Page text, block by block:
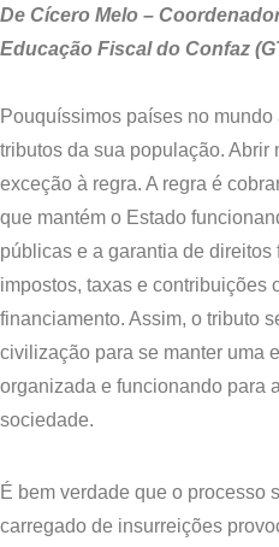
De Cícero Melo –
Educação Fiscal do Confaz
Pouquíssimos países no
tributos da sua população. Abrir
exceção à regra. A regra é
que mantém o Estado
públicas e a garantia de
impostos, taxas e contribuições
financiamento. Assim, o tributo
civilização para se manter uma
organizada e funcionando para
sociedade.
​É bem verdade que o processo
carregado de insurreições